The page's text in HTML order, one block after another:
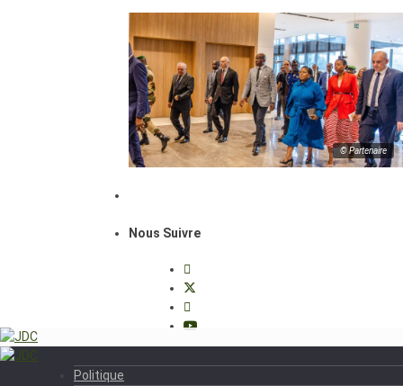
© Partenaire
Nous Suivre
Politique